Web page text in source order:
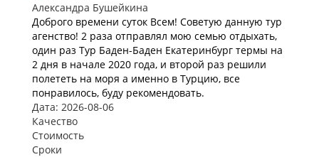
Александра Бушейкина
Доброго времени суток Всем! Советую данную тур
агенство! 2 раза отправлял мою семью отдыхать,
один раз Тур Баден-Баден Екатеринбург термы на
2 дня в начале 2020 года, и второй раз решили
полететь на моря а именно в Турцию, все
понравилось, буду рекомендовать.
Дата: 2026-08-06
Качество
Стоимость
Сроки